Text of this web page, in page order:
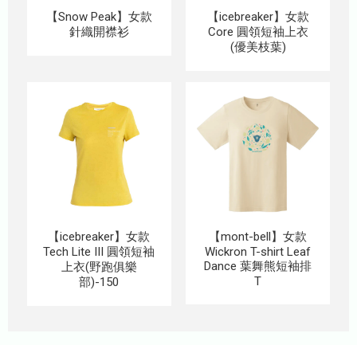
【Snow Peak】女款
針織開襟衫
【icebreaker】女款
Core 圓領短袖上衣
(優美枝葉)
【icebreaker】女款
Tech Lite III 圓領短袖
上衣(野跑俱樂
部)-150
【mont-bell】女款
Wickron T-shirt Leaf
Dance 葉舞熊短袖排
T